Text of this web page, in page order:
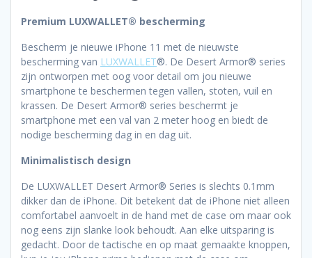
Premium LUXWALLET® bescherming
Bescherm je nieuwe iPhone 11 met de nieuwste
bescherming van LUXWALLET®. De Desert Armor® series
zijn ontworpen met oog voor detail om jou nieuwe
smartphone te beschermen tegen vallen, stoten, vuil en
krassen. De Desert Armor® series beschermt je
smartphone met een val van 2 meter hoog en biedt de
nodige bescherming dag in en dag uit.
Minimalistisch design
De LUXWALLET Desert Armor® Series is slechts 0.1mm
dikker dan de iPhone. Dit betekent dat de iPhone niet alleen
comfortabel aanvoelt in de hand met de case om maar ook
nog eens zijn slanke look behoudt. Aan elke uitsparing is
gedacht. Door de tactische en op maat gemaakte knoppen,